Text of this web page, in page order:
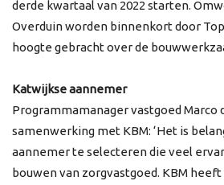
derde kwartaal van 2022 starten.
Overduin worden binnenkort door
hoogte gebracht over de
Katwijkse aannemer
Programmamanager vastgoed Marco
samenwerking met KBM: ‘Het is
aannemer te selecteren die veel
bouwen van zorgvastgoed. KBM